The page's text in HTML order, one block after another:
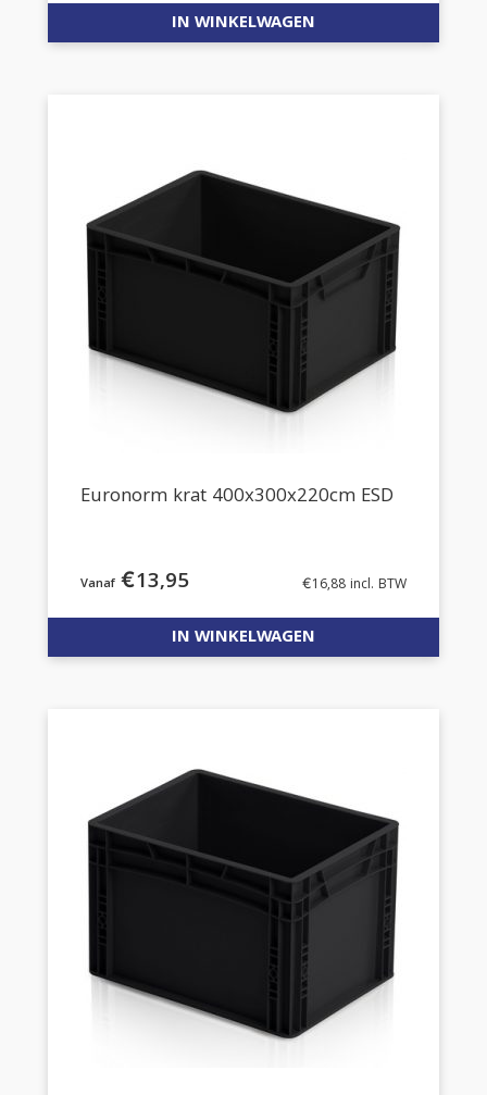
IN WINKELWAGEN
Euronorm krat 400x300x220cm ESD
€13,95 €16,88 incl. BTW
IN WINKELWAGEN